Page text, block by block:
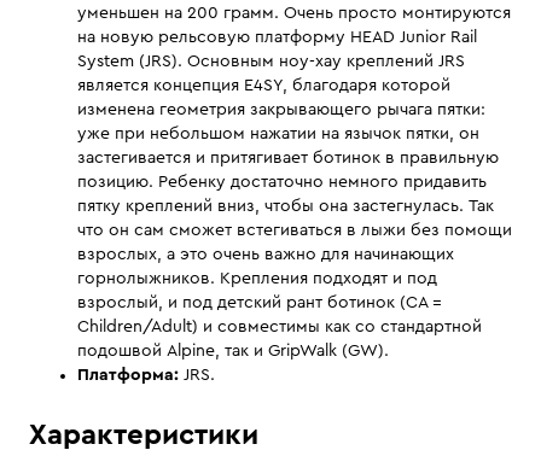
уменьшен на 200 грамм. Очень просто монтируются
на новую рельсовую платформу HEAD Junior Rail
System (JRS). Основным ноу-хау креплений JRS
является концепция E4SY, благодаря которой
изменена геометрия закрывающего рычага пятки:
уже при небольшом нажатии на язычок пятки, он
застегивается и притягивает ботинок в правильную
позицию. Ребенку достаточно немного придавить
пятку креплений вниз, чтобы она застегнулась. Так
что он сам сможет встегиваться в лыжи без помощи
взрослых, а это очень важно для начинающих
горнолыжников. Крепления подходят и под
взрослый, и под детский рант ботинок (CA =
Children/Adult) и совместимы как со стандартной
подошвой Alpine, так и GripWalk (GW).
Платформа: JRS.
Характеристики